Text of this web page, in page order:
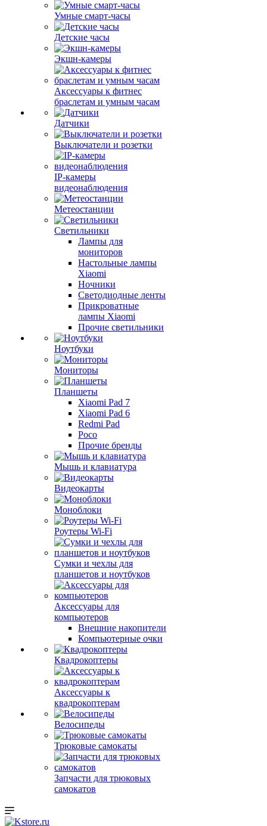
Умные смарт-часы
Детские часы
Экшн-камеры
Аксессуары к фитнес
браслетам и умным часам
Датчики
Выключатели и розетки
IP-камеры
видеонаблюдения
Метеостанции
Светильники
Лампы для
мониторов
Настольные лампы
Xiaomi
Ночники
Светодиодные ленты
Прикроватные
лампы Xiaomi
Прочие светильники
Ноутбуки
Мониторы
Планшеты
Xiaomi Pad 7
Xiaomi Pad 6
Redmi Pad
Poco
Прочие бренды
Мышь и клавиатура
Видеокарты
Моноблоки
Роутеры Wi-Fi
Сумки и чехлы для
планшетов и ноутбуков
Аксессуары для
компьютеров
Внешние накопители
Компьютерные очки
Квадрокоптеры
Аксессуары к
квадрокоптерам
Велосипеды
Трюковые самокаты
Запчасти для трюковых
самокатов